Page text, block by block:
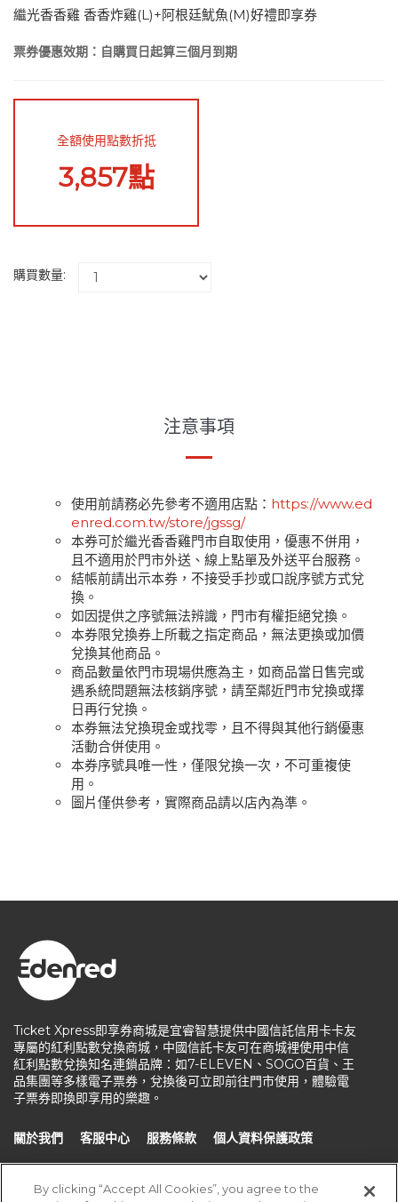
繼光香香雞 香香炸雞(L)+阿根廷魷魚(M)好禮即享券
票券優惠效期：自購買日起算三個月到期
全額使用點數折抵
3,857點
購買數量:
注意事項
使用前請務必先參考不適用店點： https://www.ed
enred.com.tw/store/jgssg/
本券可於繼光香香雞門市自取使用，優惠不併用，
且不適用於門市外送、線上點單及外送平台服務。
結帳前請出示本券，不接受手抄或口說序號方式兌
換。
如因提供之序號無法辨識，門市有權拒絕兌換。
本券限兌換券上所載之指定商品，無法更換或加價
兌換其他商品。
商品數量依門市現場供應為主，如商品當日售完或
遇系統問題無法核銷序號，請至鄰近門市兌換或擇
日再行兌換。
本券無法兌換現金或找零，且不得與其他行銷優惠
活動合併使用。
本券序號具唯一性，僅限兌換一次，不可重複使
用。
圖片僅供參考，實際商品請以店內為準。
Ticket Xpress即享券商城是宜睿智慧提供中國信託信用卡卡友
專屬的紅利點數兌換商城，中國信託卡友可在商城裡使用中信
紅利點數兌換知名連鎖品牌：如7-ELEVEN、SOGO百貨、王
品集團等多樣電子票券，兌換後可立即前往門市使用，體驗電
子票券即換即享用的樂趣。
關於我們 客服中心 服務條款 個人資料保護政策
聯絡我們
By clicking “Accept All Cookies”, you agree to the